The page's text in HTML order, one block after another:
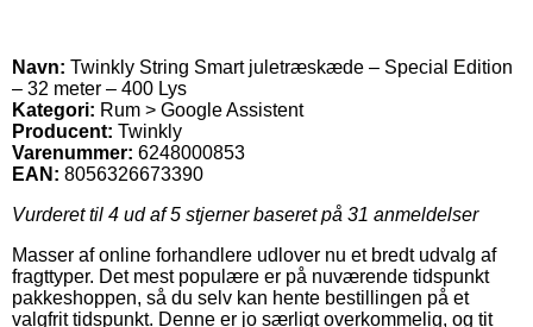
Navn: Twinkly String Smart juletræskæde – Special Edition
– 32 meter – 400 Lys
Kategori: Rum > Google Assistent
Producent: Twinkly
Varenummer: 6248000853
EAN: 8056326673390
Vurderet til 4 ud af 5 stjerner baseret på 31 anmeldelser
Masser af online forhandlere udlover nu et bredt udvalg af
fragttyper. Det mest populære er på nuværende tidspunkt
pakkeshoppen, så du selv kan hente bestillingen på et
valgfrit tidspunkt. Denne er jo særligt overkommelig, og tit